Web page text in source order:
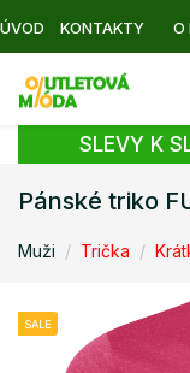
ÚVOD KONTAKTY O
SLEVY K
Pánské triko
Muži Trička
SALE